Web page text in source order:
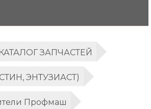
ЗАПЧАСТЕЙ
ЭНТУЗИАСТ)
Профмаш